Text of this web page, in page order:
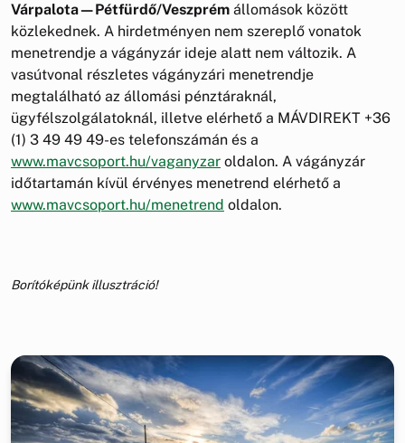
Várpalota—Pétfürdő/Veszprém állomások között
közlekednek. A hirdetményen nem szereplő vonatok
menetrendje a vágányzár ideje alatt nem változik. A
vasútvonal részletes vágányzári menetrendje
megtalálható az állomási pénztáraknál,
ügyfélszolgálatoknál, illetve elérhető a MÁVDIREKT +36
(1) 3 49 49 49-es telefonszámán és a
www.mavcsoport.hu/vaganyzar oldalon. A vágányzár
időtartamán kívül érvényes menetrend elérhető a
www.mavcsoport.hu/menetrend oldalon.
Borítóképünk illusztráció!